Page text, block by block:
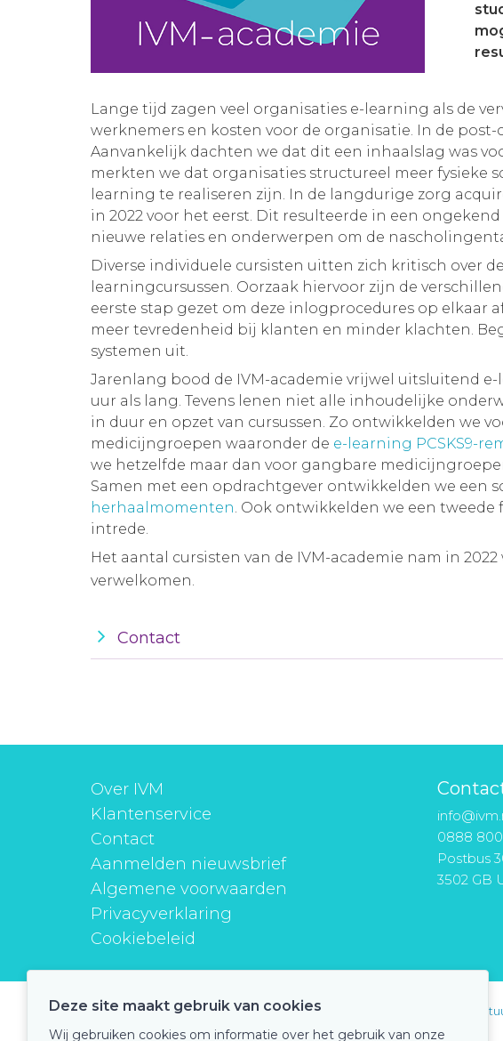
Lange tijd zagen veel organisaties e-learning als de
werknemers en kosten voor de organisatie. In de
Aanvankelijk dachten we dat dit een inhaalslag was
merkten we dat organisaties structureel meer
learning te realiseren zijn. In de langdurige zorg
in 2022 voor het eerst. Dit resulteerde in een
nieuwe relaties en onderwerpen om de
Diverse individuele cursisten uitten zich kritisch over
learningcursussen. Oorzaak hiervoor zijn de
eerste stap gezet om deze inlogprocedures op elkaar
meer tevredenheid bij klanten en minder klachten.
systemen uit.
Jarenlang bood de IVM-academie vrijwel uitsluitend
uur als lang. Tevens lenen niet alle inhoudelijke
in duur en opzet van cursussen. Zo ontwikkelden we
medicijngroepen waaronder de e-learning PCSKS9-
we hetzelfde maar dan voor gangbare
Samen met een opdrachtgever ontwikkelden we een
herhaalmomenten. Ook ontwikkelden we een
intrede.
Het aantal cursisten van de IVM-academie nam in
verwelkomen.
Contact
Over IVM
Klantenservice
Contact
Aanmelden nieuwsbrief
Algemene voorwaarden
Privacyverklaring
Cookiebeleid
0888
Postbus
3502 GB
instituutverantwoordmedicijngebruik
Deze site maakt gebruik van cookies
Wij gebruiken cookies om informatie over het gebruik van onze